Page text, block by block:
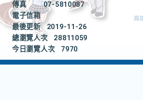
傳真
07-5810087
電子信箱
最後更新
2019-11-26
總瀏覽人次
28811059
今日瀏覽人次
7970